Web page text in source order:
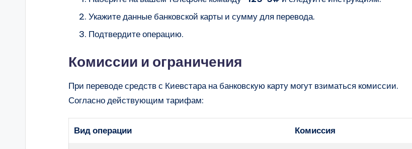
Укажите данные банковской карты и сумму для перевода.
Подтвердите операцию.
Комиссии и ограничения
При переводе средств с Киевстара на банковскую карту могут взиматься комиссии.
Согласно действующим тарифам:
Вид операции Комиссия